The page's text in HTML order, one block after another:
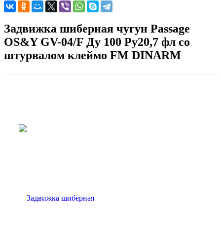
Задвижка шиберная чугун Passage
OS&Y GV-04/F Ду 100 Ру20,7 фл со
штурвалом клеймо FM DINARM